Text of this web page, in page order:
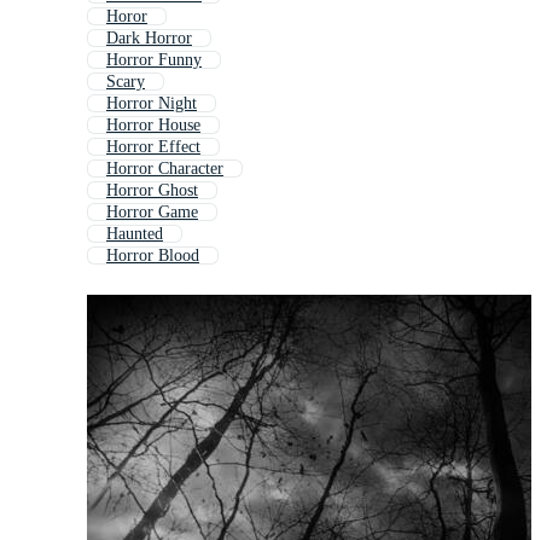
Horor
Dark Horror
Horror Funny
Scary
Horror Night
Horror House
Horror Effect
Horror Character
Horror Ghost
Horror Game
Haunted
Horror Blood